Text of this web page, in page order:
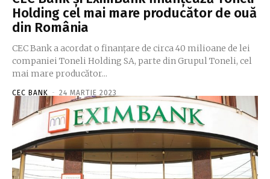
Holding cel mai mare producător de ouă
din România
CEC Bank a acordat o finanţare de circa 40 milioane de lei
companiei Toneli Holding SA, parte din Grupul Toneli, cel
mai mare producător...
CEC BANK - 24 MARTIE 2023